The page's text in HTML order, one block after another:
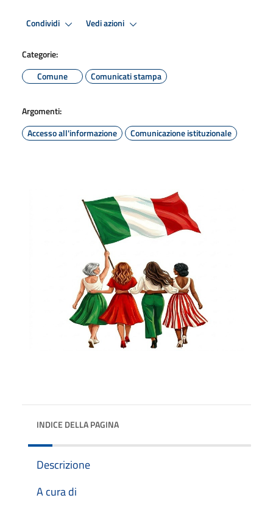
Condividi Vedi azioni
Categorie:
Comune
Comunicati stampa
Argomenti:
Accesso all'informazione
Comunicazione istituzionale
INDICE DELLA PAGINA
Descrizione
A cura di